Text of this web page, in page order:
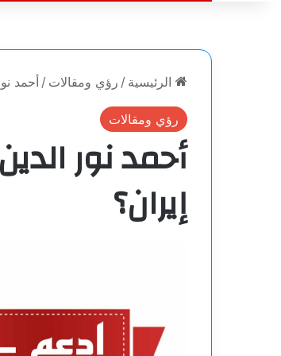
الرئيسية / رؤي ومقالات / أحمد
رؤي ومقالات
أحمد نور
إيران؟